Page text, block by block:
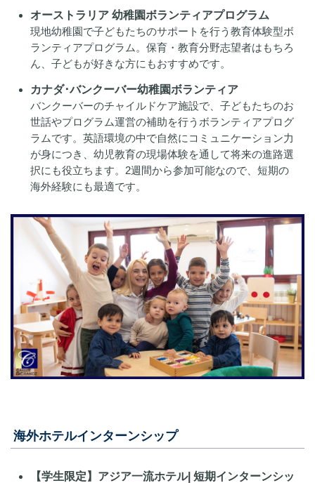
オーストラリア 幼稚園ボランティアプログラム
現地幼稚園で子どもたちのサポートを行う教育体験型ボ
ランティアプログラム。保育・教育分野志望者はもちろ
ん、子どもが好きな方にもおすすめです。
カナダ･バンクーバー幼稚園ボランティア
バンクーバーのチャイルドケア施設で、子どもたちのお
世話やプログラム運営の補助を行うボランティアプログ
ラムです。英語環境の中で自然にコミュニケーション力
が身につき、幼児教育の現場体験を通して将来の進路選
択にも役立ちます。2週間から参加可能なので、短期の
海外経験にも最適です。
海外ホテルインターンシップ
【学生限定】アジア一流ホテル| 短期インターンシッ